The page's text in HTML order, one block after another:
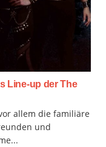
Line-up der The
allem die familiäre
und